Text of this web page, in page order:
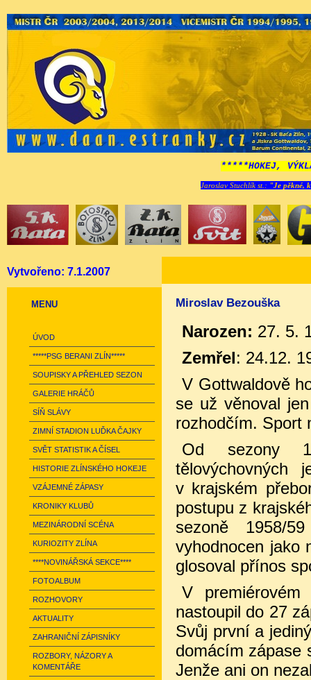
*****HOKEJ,
Jaroslav Stuchlík st.: "Je pěkné,
Vytvořeno: 7.1.2007
MENU
ÚVOD
*****PSG BERANI ZLÍN*****
SOUPISKY A PŘEHLED SEZON
GALERIE HRÁČŮ
SÍŇ SLÁVY
ZIMNÍ STADION LUĎKA ČAJKY
SVĚT STATISTIK A ČÍSEL
HISTORIE ZLÍNSKÉHO HOKEJE
VZÁJEMNÉ ZÁPASY
KRONIKY KLUBŮ
MEZINÁRODNÍ SCÉNA
KURIOZITY ZLÍNA
****NOVINÁŘSKÁ SEKCE****
FOTOALBUM
ROZHOVORY
AKTUALITY
ZAHRANIČNÍ ZÁPISNÍKY
ROZBORY, NÁZORY A
KOMENTÁŘE
Miroslav Bezouška
Narozen: 27. 5.
Zemřel: 24.12.
V Gottwaldově
se už věnoval
rozhodčím.
Od sezony
tělovýchovných
v krajském
postupu z
sezoně 1958/
vyhodnocen jako
glosoval přínos
V
nastoupil do 27
Svůj první a
domácím zápase
Jenže ani on